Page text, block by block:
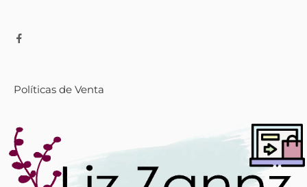
Políticas de Venta